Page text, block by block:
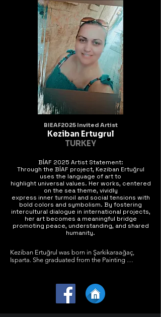
adentra hacia un abismo de
profundidad ilusoria y la inquietante falta de un
punto focal claro simbolizan
ciudades y sistemas que, al igual que nuestro
entorno, se encuentran en un
constante colapso. Esta fragilidad inherente, la
ausencia de una dirección
definida, no solo expone cómo lo aparente se
desvanece en crisis, sino que
también funciona como un llamado urgente a
replantear nuestro vínculo con
el entorno y con nuestra propia existencia.
"Umbral" invita al espectador a detenerse, a
confrontar la incertidumbre y a
cuestionar: ¿qué ocurre cuando el centro ya no
sobre la necesidad de redefinir nuestros
cimientos en un mundo en constante
BIEAF2025 Invited Artist
Keziban Ertugrul
TURKEY
BİAF 2025 Artist Statement:
Through the BİAF project, Keziban Ertuğrul
uses the language of art to
highlight universal values. Her works, centered
on the sea theme, vividly
express inner turmoil and social tensions with
bold colors and symbolism. By fostering
intercultural dialogue in international projects,
her art becomes a meaningful bridge
promoting peace, understanding, and shared
humanity.
Keziban Ertuğrul was born in Şarkikaraağaç,
Isparta. She graduated from the Painting
2007. In 2011, she completed her pedagogical
formation at Akdeniz University
Faculty of Education in Antalya. In 2017, she
began studying Sociology at
Anadolu University. The same year, she founded